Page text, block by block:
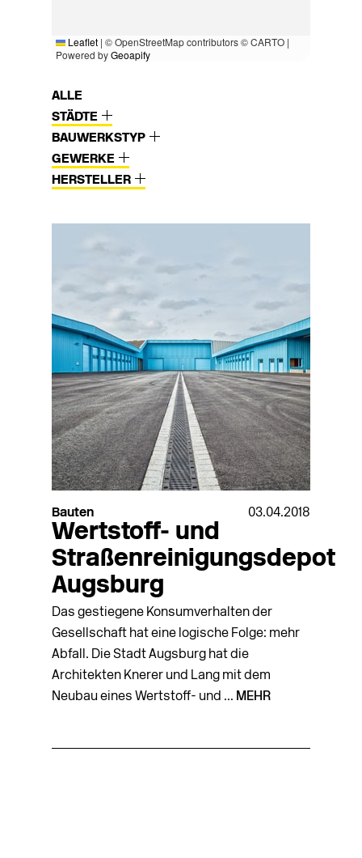
Leaflet | © OpenStreetMap contributors © CARTO |
Powered byGeoapify
ALLE
STÄDTE
BAUWERKSTYP
GEWERKE
HERSTELLER
Bauten 03.04.2018
Wertstoff- und
Straßenreinigungsdepot
Augsburg
Das gestiegene Konsumverhalten der
Gesellschaft hat eine logische Folge: mehr
Abfall. Die Stadt Augsburg hat die
Architekten Knerer und Lang mit dem
Neubau eines Wertstoff- und ... MEHR